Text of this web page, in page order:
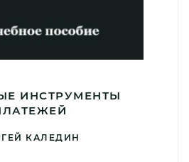
ИНСТРУМЕНТЫ
КАЛЕДИН